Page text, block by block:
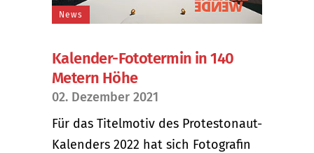
News
Kalender-Fototermin in 140
Metern Höhe
02. Dezember 2021
Für das Titelmotiv des Protestonaut-
Kalenders 2022 hat sich Fotografin